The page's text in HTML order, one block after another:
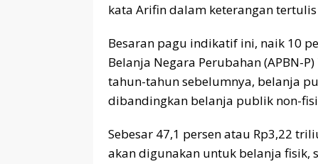
kata Arifin dalam keterangan
Besaran pagu indikatif ini, naik 10
Belanja Negara Perubahan (APBN-
tahun-tahun sebelumnya, belanja
dibandingkan belanja publik non-
Sebesar 47,1 persen atau Rp3,22
akan digunakan untuk belanja fisik,